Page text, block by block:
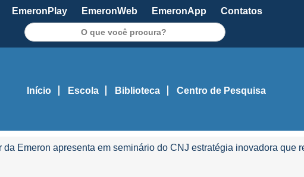
EmeronPlay EmeronWeb EmeronApp Contatos
Início Escola Biblioteca Centro de Pesquisa
da Emeron apresenta em seminário do CNJ estratégia inovadora que